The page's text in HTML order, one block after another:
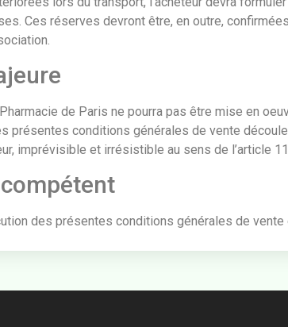
Ces réserves devront être, en outre,
de Paris ne pourra pas être mise en
présentes conditions générales de vente
imprévisible et irrésistible au sens de l’article
des présentes conditions générales de